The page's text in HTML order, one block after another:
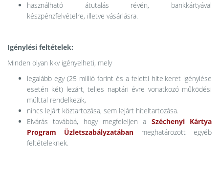
használható átutalás révén, bankkártyával
készpénzfelvételre, illetve vásárlásra.
Igénylési feltételek:
Minden olyan kkv igényelheti, mely
legalább egy (25 millió forint és a feletti hitelkeret igénylése
esetén két) lezárt, teljes naptári évre vonatkozó működési
múlttal rendelkezik,
nincs lejárt köztartozása, sem lejárt hiteltartozása.
Elvárás továbbá, hogy megfeleljen a Széchenyi Kártya
Program Üzletszabályzatában meghatározott egyéb
feltételeknek.